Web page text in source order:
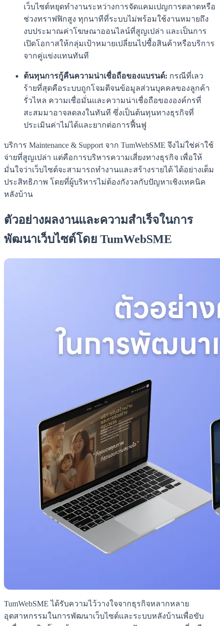
เว็บไซต์หยุดทำงานระหว่างการจัดแคมเปญการตลาดหรือ
ช่วงทราฟฟิกสูง ทุกนาทีที่ระบบไม่พร้อมใช้งานหมายถึง
งบประมาณค่าโฆษณาออนไลน์ที่สูญเปล่า และเป็นการ
เปิดโอกาสให้กลุ่มเป้าหมายเปลี่ยนไปซื้อสินค้าหรือบริการ
จากคู่แข่งแทนทันที
ต้นทุนการกู้คืนความน่าเชื่อถือของแบรนด์: กรณีที่เลว
ร้ายที่สุดคือระบบถูกโจมตีจนข้อมูลส่วนบุคคลของลูกค้า
รั่วไหล ความเชื่อมั่นและความน่าเชื่อถือขององค์กรที่
สะสมมาอาจลดลงในทันที ซึ่งเป็นต้นทุนทางธุรกิจที่
ประเมินค่าไม่ได้และยากต่อการฟื้นฟู
บริการ Maintenance & Support จาก TumWebSME จึงไม่ใช่ค่าใช้
จ่ายที่สูญเปล่า แต่คือการบริหารความเสี่ยงทางธุรกิจ เพื่อให้
มั่นใจว่าเว็บไซต์จะสามารถทำงานและสร้างรายได้ ได้อย่างเต็ม
ประสิทธิภาพ โดยที่ผู้บริหารไม่ต้องกังวลกับปัญหาเชิงเทคนิค
หลังบ้าน
ตัวอย่างผลงานและความสำเร็จในการ
พัฒนาเว็บไซต์โดย TumWebSME
TumWebSME ได้รับความไว้วางใจจากธุรกิจหลากหลาย
อุตสาหกรรมในการพัฒนาเว็บไซต์และระบบหลังบ้านเพื่อขับ